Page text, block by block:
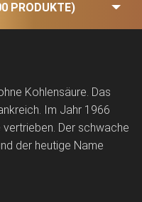
PRODUKTE)
Kohlensäure. Das
Im Jahr 1966
Der schwache
der heutige Name